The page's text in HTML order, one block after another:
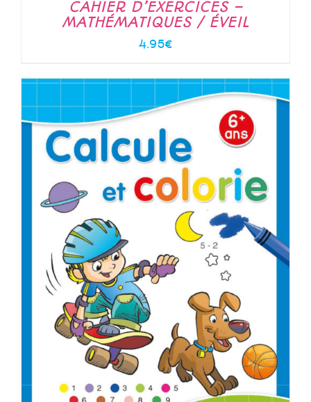
CAHIER D’EXERCICES –
MATHÉMATIQUES / ÉVEIL
4.95€